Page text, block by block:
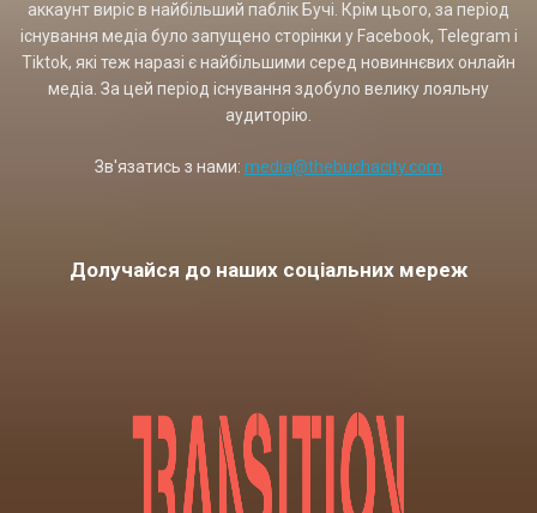
аккаунт виріс в найбільший паблік Бучі. Крім цього, за період
існування медіа було запущено сторінки у Facebook, Telegram і
Tiktok, які теж наразі є найбільшими серед новиннєвих онлайн
медіа. За цей період існування здобуло велику лояльну
аудиторію.
Зв'язатись з нами: media@thebuchacity.com
Долучайся до наших соціальних мереж